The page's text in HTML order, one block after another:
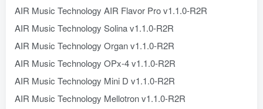
AIR Music Technology AIR Flavor Pro v1.1.0-R2R
AIR Music Technology Solina v1.1.0-R2R
AIR Music Technology Organ v1.1.0-R2R
AIR Music Technology OPx-4 v1.1.0-R2R
AIR Music Technology Mini D v1.1.0-R2R
AIR Music Technology Mellotron v1.1.0-R2R